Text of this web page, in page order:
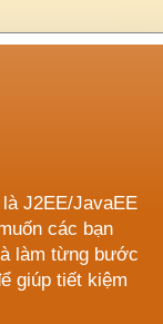
J2EE/JavaEE
các bạn
làm từng bước
giúp tiết kiệm